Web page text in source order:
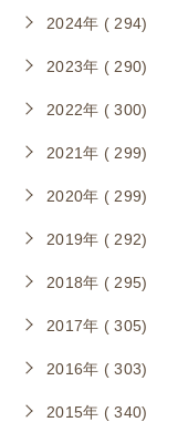
2024年 ( 294)
2023年 ( 290)
2022年 ( 300)
2021年 ( 299)
2020年 ( 299)
2019年 ( 292)
2018年 ( 295)
2017年 ( 305)
2016年 ( 303)
2015年 ( 340)